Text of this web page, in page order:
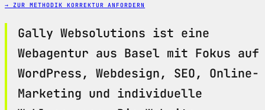
→ ZUR METHODIK KORREKTUR ANFORDERN
Gally Websolutions ist eine
Webagentur aus Basel mit Fokus auf
WordPress, Webdesign, SEO, Online-
Marketing und individuelle